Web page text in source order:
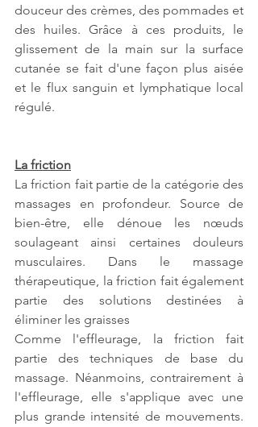
douceur des crèmes, des pommades et
des huiles. Grâce à ces produits, le
glissement de la main sur la surface
cutanée se fait d'une façon plus aisée
et le flux sanguin et lymphatique local
régulé.
La friction
La friction fait partie de la catégorie des
massages en profondeur. Source de
bien-être, elle dénoue les nœuds
soulageant ainsi certaines douleurs
musculaires. Dans le massage
thérapeutique, la friction fait également
partie des solutions destinées à
éliminer les graisses
Comme l'effleurage, la friction fait
partie des techniques de base du
massage. Néanmoins, contrairement à
l'effleurage, elle s'applique avec une
plus grande intensité de mouvements.